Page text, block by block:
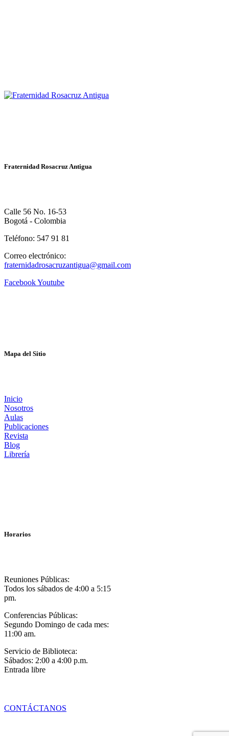
Fraternidad Rosacruz Antigua
Calle 56 No. 16-53
Bogotá - Colombia
Teléfono: 547 91 81
Correo electrónico:
fraternidadrosacruzantigua@gmail.com
FacebookYoutube
Mapa del Sitio
Inicio
Nosotros
Aulas
Publicaciones
Revista
Blog
Librería
Horarios
Reuniones Públicas:
Todos los sábados de 4:00 a 5:15
pm.
Conferencias Públicas:
Segundo Domingo de cada mes:
11:00 am.
Servicio de Biblioteca:
Sábados: 2:00 a 4:00 p.m.
Entrada libre
CONTÁCTANOS